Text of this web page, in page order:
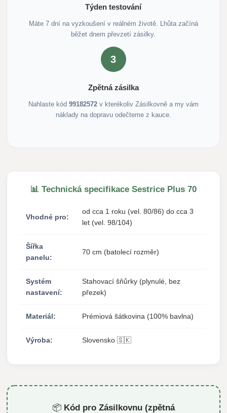
Týden testování
Máte 7 dní na vyzkoušení v reálném životě. Lhůta začíná
běžet dnem převzetí zásilky.
3
Zpětná zásilka
Nahlaste kód 99182572v kterékoliv Zásilkovně a my vám
náklady na dopravu odečteme z kauce.
📊 Technická specifikace Sestrice Plus 70
Vhodné pro:
od cca 1 roku (vel. 80/86) do cca 3
let (vel. 98/104)
Šířka
panelu:
70 cm (batolecí rozměr)
Systém
nastavení:
Stahovací šňůrky (plynulé, bez
přezek)
Materiál: Prémiová šátkovina (100% bavlna)
Výroba: Slovensko 🇸🇰
📦 Kód pro Zásilkovnu (zpětná